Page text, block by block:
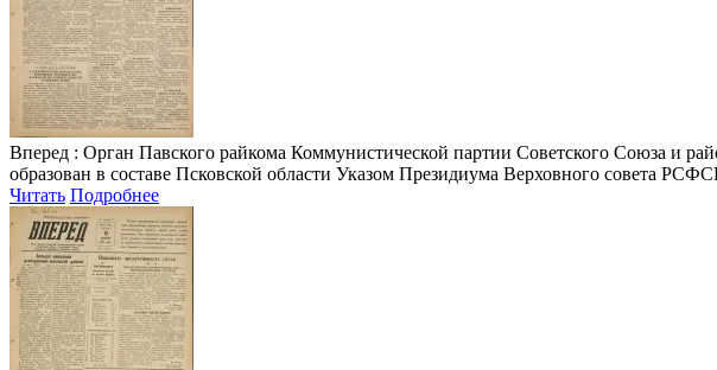
Вперед : Орган Павского райкома Коммунистической партии Советского Союза и
образован в составе Псковской области Указом Президиума Верховного совета
Читать Подробнее